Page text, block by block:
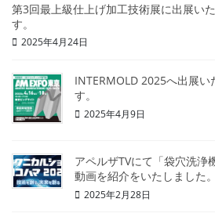
第3回最上級仕上げ加工技術展に出展い
す。
2025年4月24日
INTERMOLD 2025へ出展い
す。
2025年4月9日
アペルザTVにて「袋穴洗浄
動画を紹介をいたしました。
2025年2月28日